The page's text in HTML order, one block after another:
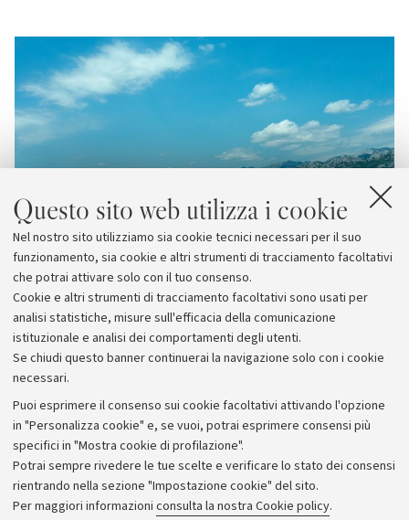
Questo sito web utilizza i cookie
Nel nostro sito utilizziamo sia cookie tecnici necessari per il suo
funzionamento, sia cookie e altri strumenti di tracciamento facoltativi
che potrai attivare solo con il tuo consenso.
Cookie e altri strumenti di tracciamento facoltativi sono usati per
analisi statistiche, misure sull'efficacia della comunicazione
istituzionale e analisi dei comportamenti degli utenti.
Se chiudi questo banner continuerai la navigazione solo con i cookie
necessari.
Puoi esprimere il consenso sui cookie facoltativi attivando l'opzione
in "Personalizza cookie" e, se vuoi, potrai esprimere consensi più
specifici in "Mostra cookie di profilazione".
Potrai sempre rivedere le tue scelte e verificare lo stato dei consensi
rientrando nella sezione "Impostazione cookie" del sito.
Per maggiori informazioni consulta la nostra Cookie policy.
Archivio
Comunicati stampa
Redazione
Rassegna stampa